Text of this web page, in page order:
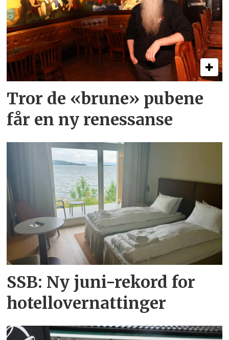
Tror de «brune» pubene
får en ny renessanse
SSB: Ny juni-rekord for
hotellovernattinger